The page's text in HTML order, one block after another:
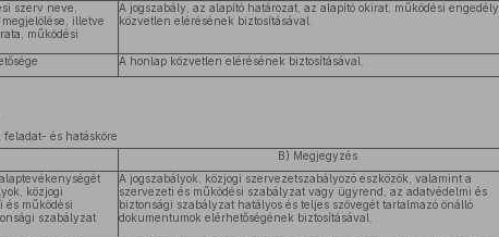
szerv neve,
illetve
működési
A jogszabály, az alapító határozat, az alapító okirat, működési engedély
közvetlen elérésének biztosításával.
A honlap közvetlen elérésének biztosításával.
és hatásköre
B) Megjegyzés
közjogi
és működési
szabályzat
A jogszabályok, közjogi szervezetszabályozó eszközök, valamint a
szervezeti és működési szabályzat vagy ügyrend, az adatvédelmi és
biztonsági szabályzat hatályos és teljes szövegét tartalmazó önálló
dokumentumok elérhetőségének biztosításával.